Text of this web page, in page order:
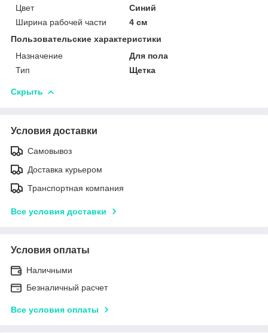
Цвет
Синий
Ширина рабочей части
4 см
Пользовательские характеристики
Назначение
Для пола
Тип
Щетка
Скрыть
Условия доставки
Самовывоз
Доставка курьером
Транспортная компания
Все условия доставки
Условия оплаты
Наличными
Безналичный расчет
Все условия оплаты